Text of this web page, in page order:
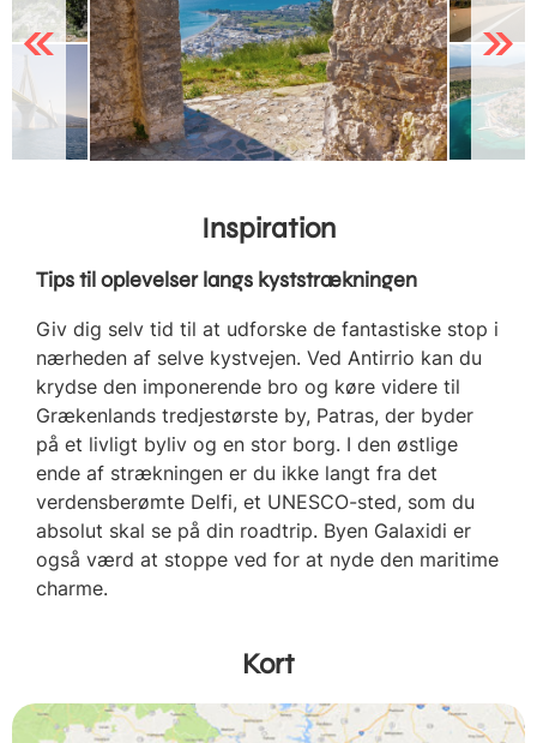
Previous Next
Inspiration
Tips til oplevelser langs kyststrækningen
Giv dig selv tid til at udforske de fantastiske stop i
nærheden af selve kystvejen. Ved Antirrio kan du
krydse den imponerende bro og køre videre til
Grækenlands tredjestørste by, Patras, der byder
på et livligt byliv og en stor borg. I den østlige
ende af strækningen er du ikke langt fra det
verdensberømte Delfi, et UNESCO-sted, som du
absolut skal se på din roadtrip. Byen Galaxidi er
også værd at stoppe ved for at nyde den maritime
charme.
Kort